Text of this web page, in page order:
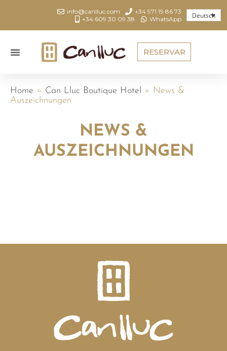
Deutsch
info@canlluc.com
+34 971 19 86 73
+34 609 30 09 38
WhatsApp
RESERVAR
Home » Can Lluc Boutique Hotel » News &
Auszeichnungen
NEWS &
AUSZEICHNUNGEN